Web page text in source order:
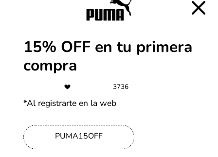
-15%
-15%
Lunes: 15% OFF pagando con Club
Más cupones de Carrefour
15% OFF en tu primera
compra
3736
*Al registrarte en la web
PUMA15OFF